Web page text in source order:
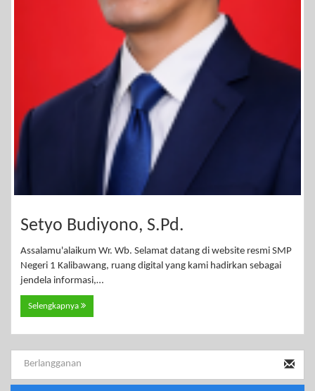
Setyo Budiyono, S.Pd.
Assalamu'alaikum Wr. Wb. Selamat datang di website resmi SMP
Negeri 1 Kalibawang, ruang digital yang kami hadirkan sebagai
jendela informasi,…
Selengkapnya